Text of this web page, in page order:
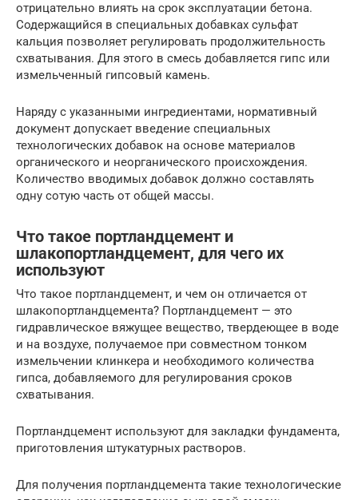
отрицательно влиять на срок эксплуатации бетона.
Содержащийся в специальных добавках сульфат
кальция позволяет регулировать продолжительность
схватывания. Для этого в смесь добавляется гипс или
измельченный гипсовый камень.
Наряду с указанными ингредиентами, нормативный
документ допускает введение специальных
технологических добавок на основе материалов
органического и неорганического происхождения.
Количество вводимых добавок должно составлять
одну сотую часть от общей массы.
Что такое портландцемент и
шлакопортландцемент, для чего их
используют
Что такое портландцемент, и чем он отличается от
шлакопортландцемента? Портландцемент — это
гидравлическое вяжущее вещество, твердеющее в воде
и на воздухе, получаемое при совместном тонком
измельчении клинкера и необходимого количества
гипса, добавляемого для регулирования сроков
схватывания.
Портландцемент используют для закладки фундамента,
приготовления штукатурных растворов.
Для получения портландцемента такие технологические